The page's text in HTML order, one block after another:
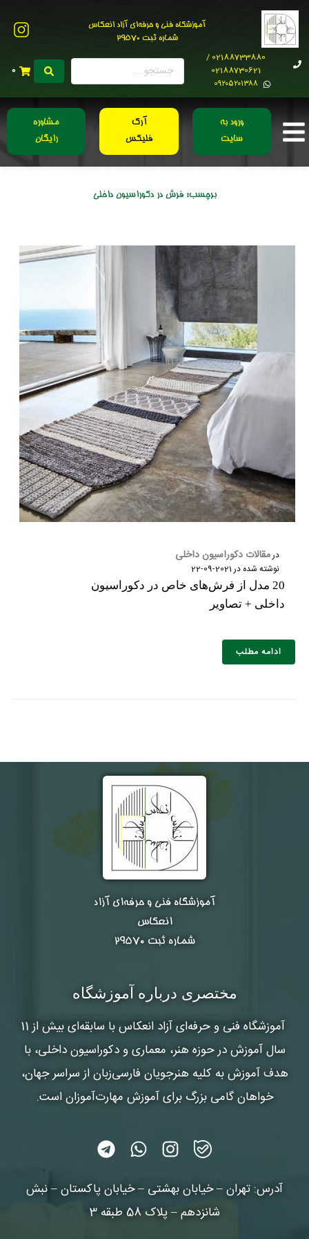
آموزشگاه فنی و حرفه‌ای آزاد انعکاس
شماره ثبت 29570
02188733880 /
02188730621
0۹۲۰۵۲۰۱۳۸۸
0
ورود به
سایت
آرک
فلیکس
مشاوره
رایگان
برچسب:فرش در دکوراسیون داخلی
درمقالات دکوراسیون داخلی
نوشته شده در2021-09-22
20 مدل از فرش‌های خاص در دکوراسیون
داخلی + تصاویر
ادامه مطلب
آموزشگاه فنی و حرفه‌ای آزاد
انعکاس
شماره ثبت ۲۹۵۷۰
مختصری درباره آموزشگاه
آموزشگاه فنی و حرفه‌ای آزاد انعکاس
با سابقه‌ای بیش از 11
سال آموزش در حوزه هنر، معماری و دکوراسیون داخلی، با
هدف آموزش به کلیه هنرجویان فارسی‌زبان از سراسر جهان،
خواهان گامی بزرگ برای آموزش مهارت‌آموزان است.
آدرس: تهران – خیابان بهشتی – خیابان پاکستان – نبش
شانزدهم – پلاک 58 طبقه 3